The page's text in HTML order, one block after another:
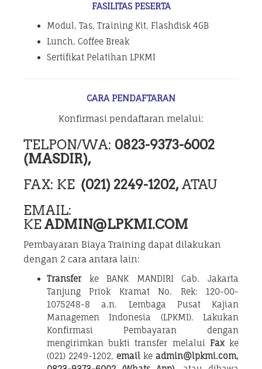
FASILITAS PESERTA
Modul, Tas, Training Kit, Flashdisk 4GB
Lunch, Coffee Break
Sertifikat Pelatihan LPKMI
CARA PENDAFTARAN
Konfirmasi pendaftaran melalui:
TELPON/WA: 0823-9373-6002
(MASDIR),
FAX: KE (021) 2249-1202,ATAU
EMAIL:
KEADMIN@LPKMI.COM
Pembayaran Biaya Training dapat dilakukan
dengan 2 cara antara lain:
Transferke BANK MANDIRI Cab. Jakarta
Tanjung Priok Kramat No. Rek: 120-00-
1075248-8 a.n. Lembaga Pusat Kajian
Managemen Indonesia (LPKMI). Lakukan
Konfirmasi Pembayaran dengan
mengirimkan bukti transfer melalui Faxke
(021) 2249-1202, email ke admin@lpkmi.com,